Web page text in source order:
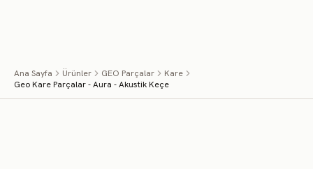
Ana Sayfa Ürünler GEO Parçalar
Kare
Geo Kare Parçalar - Aura - Akustik Keçe